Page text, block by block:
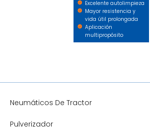
Excelente autolimpieza
Mayor resistencia y
vida útil prolongada
Aplicación
multipropósito
Neumáticos De Tractor
Pulverizador